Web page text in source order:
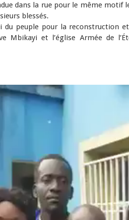
dans la rue pour le même motif
blessés.
du peuple pour la reconstruction
Mbikayi et l’église Armée de